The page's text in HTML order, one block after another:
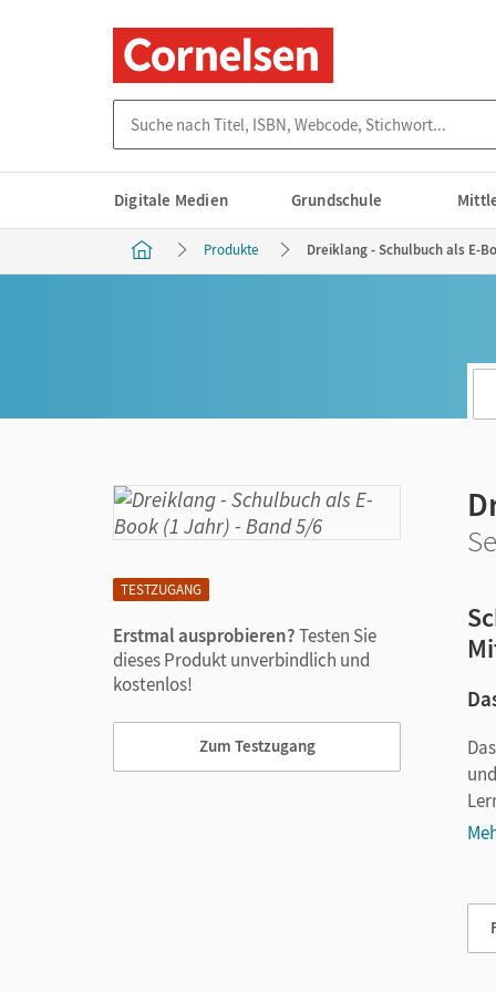
Digitale Medien Grundschule
Produkte Dreiklang - Schulbuch als E-
TESTZUGANG
Erstmal ausprobieren?Testen Sie
dieses Produkt unverbindlich und
kostenlos!
Zum Testzugang